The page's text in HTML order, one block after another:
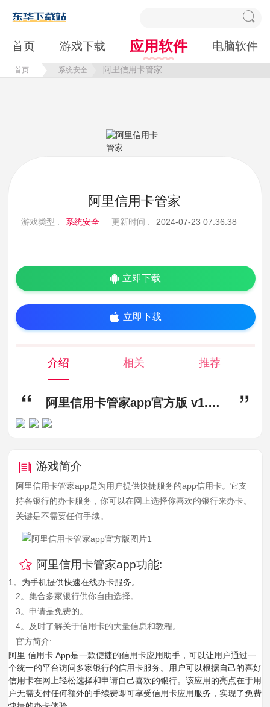
首页 游戏下载 应用软件 电脑软件
首页 系统安全 阿里信用卡管家
阿里信用卡管家
游戏类型 : 系统安全 更新时间 : 2024-07-23 07:36:38
立即下载
立即下载
介绍 相关 推荐
阿里信用卡管家app官方版 v1.0.9,阿里信用卡管家app下载,阿里信用卡管家app官方版
游戏简介
阿里信用卡管家app是为用户提供快捷服务的app信用卡。它支
持各银行的办卡服务，你可以在网上选择你喜欢的银行来办卡。
关键是不需要任何手续。
阿里信用卡管家app功能:
1。为手机提供快速在线办卡服务。
2。集合多家银行供你自由选择。
3。申请是免费的。
4。及时了解关于信用卡的大量信息和教程。
官方简介:
阿里 信用卡 App是一款便捷的信用卡应用助手，可以让用户通过一
个统一的平台访问多家银行的信用卡服务。用户可以根据自己的喜好
信用卡在网上轻松选择和申请自己喜欢的银行。该应用的亮点在于用
户无需支付任何额外的手续费即可享受信用卡应用服务，实现了免费